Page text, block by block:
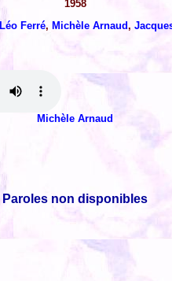
1958
Léo Ferré, Michèle Arnaud,
Michèle Arnaud
Paroles non disponibles